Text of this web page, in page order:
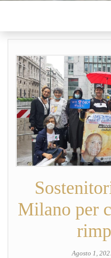
Milano per
Agosto 1,